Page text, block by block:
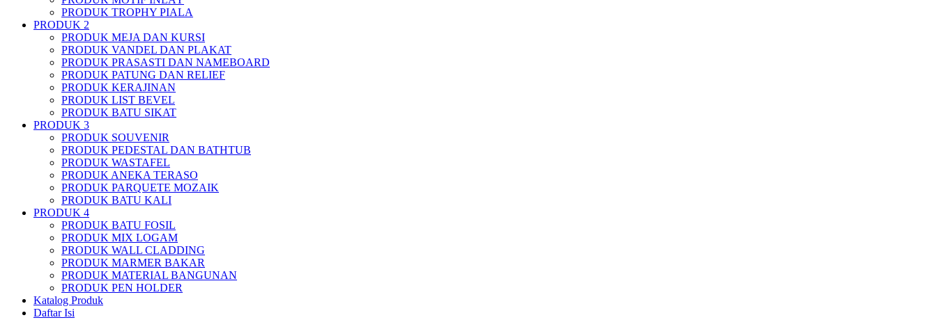
PRODUK TROPHY PIALA
PRODUK 2
PRODUK MEJA DAN KURSI
PRODUK VANDEL DAN PLAKAT
PRODUK PRASASTI DAN NAMEBOARD
PRODUK PATUNG DAN RELIEF
PRODUK KERAJINAN
PRODUK LIST BEVEL
PRODUK BATU SIKAT
PRODUK 3
PRODUK SOUVENIR
PRODUK PEDESTAL DAN BATHTUB
PRODUK WASTAFEL
PRODUK ANEKA TERASO
PRODUK PARQUETE MOZAIK
PRODUK BATU KALI
PRODUK 4
PRODUK BATU FOSIL
PRODUK MIX LOGAM
PRODUK WALL CLADDING
PRODUK MARMER BAKAR
PRODUK MATERIAL BANGUNAN
PRODUK PEN HOLDER
Katalog Produk
Daftar Isi